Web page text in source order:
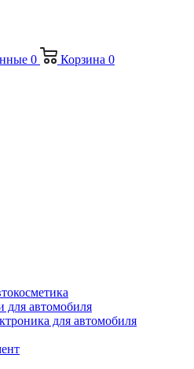
0 Корзина 0
для автомобиля
для автомобиля